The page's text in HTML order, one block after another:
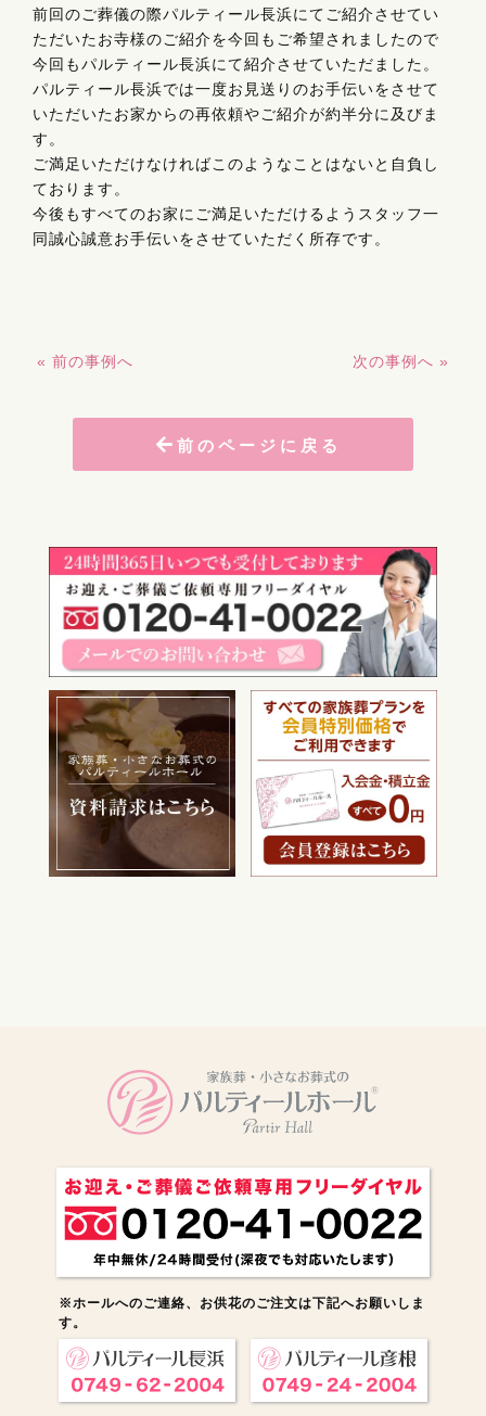
前回のご葬儀の際パルティール長浜にてご紹介させてい
ただいたお寺様のご紹介を今回もご希望されましたので
今回もパルティール長浜にて紹介させていただました。
パルティール長浜では一度お見送りのお手伝いをさせて
いただいたお家からの再依頼やご紹介が約半分に及びま
す。
ご満足いただけなければこのようなことはないと自負し
ております。
今後もすべてのお家にご満足いただけるようスタッフ一
同誠心誠意お手伝いをさせていただく所存です。
« 前の事例へ 次の事例へ »
前のページに戻る
※ホールへのご連絡、お供花のご注文は下記へお願いしま
す。